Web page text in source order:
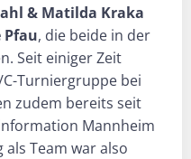
& Matilda Kraka
Pfau, die beide in der
Seit einiger Zeit
Turniergruppe bei
zudem bereits seit
Mannheim
Team war also